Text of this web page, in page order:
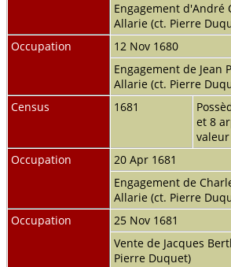
Engagement d'André
Allarie (ct. Pierre
Occupation
12 Nov 1680
Engagement de Jean
Allarie (ct. Pierre
Census
1681
et 8
valeur
Occupation
20 Apr 1681
Engagement de
Allarie (ct. Pierre
Occupation
25 Nov 1681
Vente de Jacques
Pierre Duquet)